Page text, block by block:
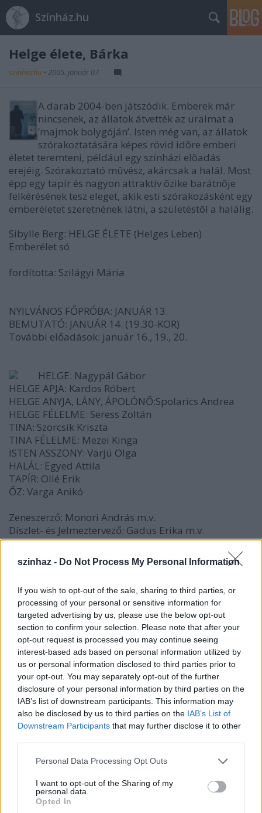
szinhaz - Do Not Process My Personal Information
If you wish to opt-out of the sale, sharing to third parties, or
processing of your personal or sensitive information for
targeted advertising by us, please use the below opt-out
section to confirm your selection. Please note that after your
opt-out request is processed you may continue seeing
interest-based ads based on personal information utilized by
us or personal information disclosed to third parties prior to
your opt-out. You may separately opt-out of the further
disclosure of your personal information by third parties on the
IAB’s list of downstream participants. This information may
also be disclosed by us to third parties on the IAB’s List of
Downstream Participants that may further disclose it to other
Please note that this website/app uses one or more Google
not limited to your visit or usage behaviour. You may click to
grant or deny consent to Google and its third-party tags to
use your data for below specified purposes in below Google
Personal Data Processing Opt Outs
I want to opt-out of the Sharing of my
personal data.
Opted In
Színház.hu
Helge élete, Bárka
szinhazhu • 2005. január 07.
A darab 2004-ben játszódik. Emberek már
nincsenek, az állatok átvették az uralmat a
’majmok bolygóján’. Isten még van, az állatok
szórakoztatására képes rövid idõre emberi
életet teremteni, például egy színházi elõadás
erejéig. Szórakoztató mûvész, akárcsak a halál. Most
épp egy tapír és nagyon attraktív õzike barátnõje
felkérésének tesz eleget, akik esti szórakozásként egy
emberéletet szeretnének látni, a születéstõl a halálig.
Sibylle Berg: HELGE ÉLETE (Helges Leben)
Emberélet só
fordította: Szilágyi Mária
NYILVÁNOS FŐPRÓBA: JANUÁR 13.
BEMUTATÓ: JANUÁR 14. (19.30-KOR)
További előadások: január 16., 19., 20.
HELGE: Nagypál Gábor
HELGE APJA: Kardos Róbert
HELGE ANYJA, LÁNY, ÁPOLÓNŐ:Spolarics Andrea
HELGE FÉLELME: Seress Zoltán
TINA: Szorcsik Kriszta
TINA FÉLELME: Mezei Kinga
ISTEN ASSZONY: Varjú Olga
HALÁL: Egyed Attila
TAPÍR: Ollé Erik
ŐZ: Varga Anikó
Zeneszerző: Monori András m.v.
Díszlet- és Jelmeztervező: Gadus Erika m.v.
Színpadi mozgás: Nagypál Gábor
Dramaturg: Gyarmati Kata
Asszisztens: Kiss Réka Judit
Súgó/Korrepetitor: Stern Kata
Rendező: Czajlik József
---------------------------
A szerző
lexikoneladó, állatpreparátor, tehergépkocsi-
színdarabja, mely abszolút közönségsiker lett:
számtalan színház bemutatta a német